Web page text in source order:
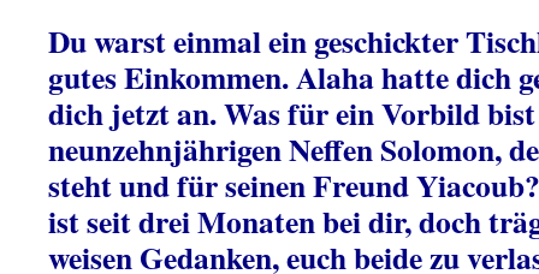
Du warst einmal ein geschickter
gutes Einkommen. Alaha hatte dich
dich jetzt an. Was für ein Vorbild
neunzehnjährigen Neffen Solomon,
steht und für seinen Freund
ist seit drei Monaten bei dir, doch
weisen Gedanken, euch beide zu